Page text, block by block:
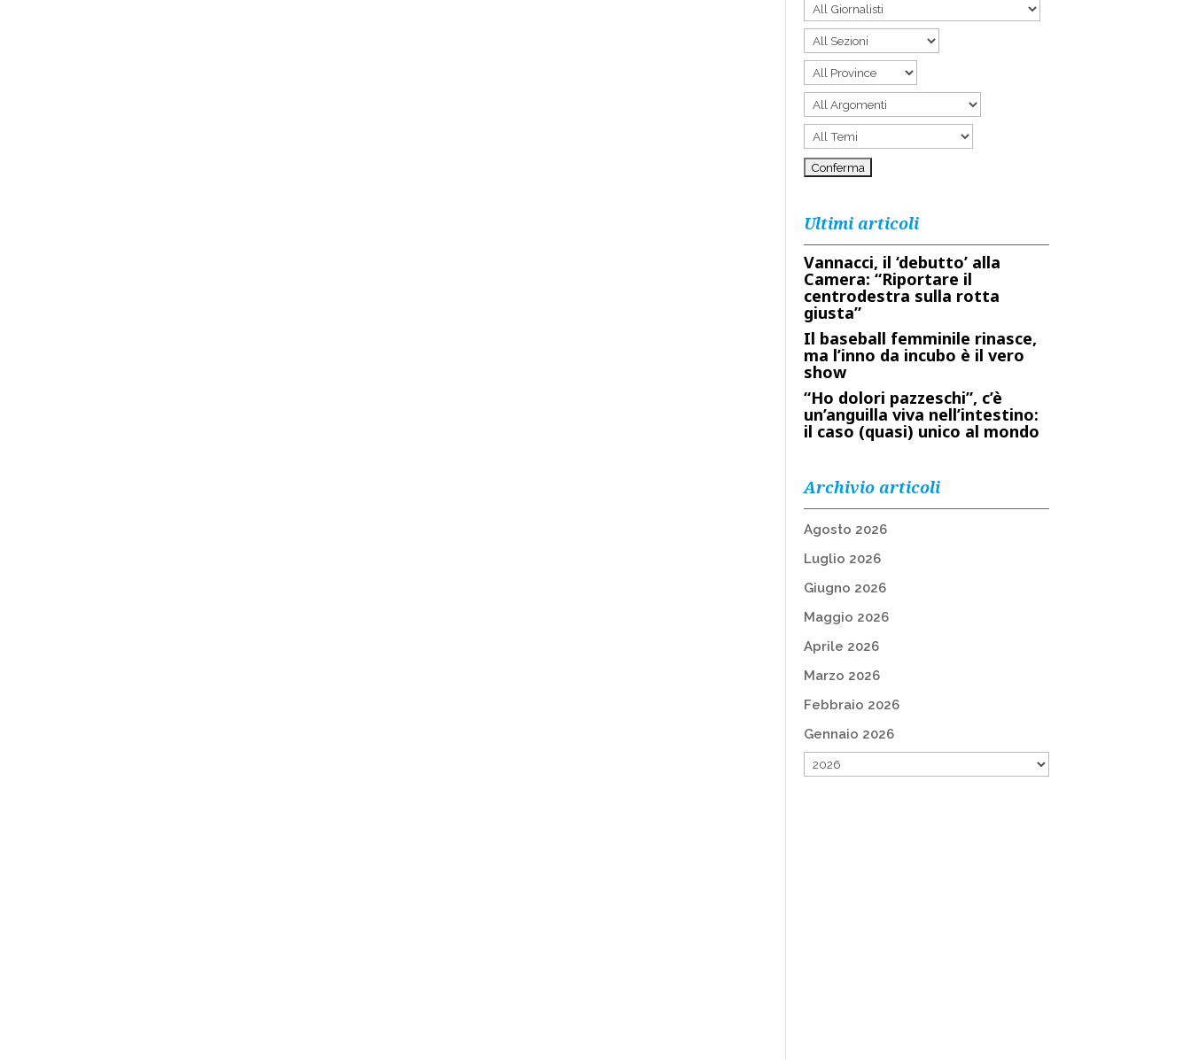
Ultimi articoli
Vannacci, il ‘debutto’ alla
Camera: “Riportare il
centrodestra sulla rotta
giusta”
Il baseball femminile rinasce,
ma l’inno da incubo è il vero
show
“Ho dolori pazzeschi”, c’è
un’anguilla viva nell’intestino:
il caso (quasi) unico al mondo
Archivio articoli
Agosto 2026
Luglio 2026
Giugno 2026
Maggio 2026
Aprile 2026
Marzo 2026
Febbraio 2026
Gennaio 2026